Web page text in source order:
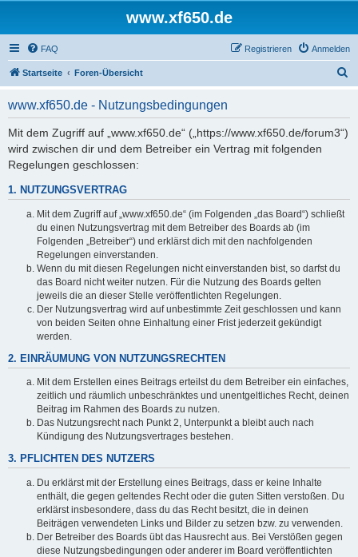
www.xf650.de
FAQ Anmelden
Registrieren
Startseite Foren-Übersicht
www.xf650.de - Nutzungsbedingungen
Mit dem Zugriff auf „www.xf650.de“ („https://www.xf650.de/forum3“)
wird zwischen dir und dem Betreiber ein Vertrag mit folgenden
Regelungen geschlossen:
1. NUTZUNGSVERTRAG
Mit dem Zugriff auf „www.xf650.de“ (im Folgenden „das Board“) schließt
du einen Nutzungsvertrag mit dem Betreiber des Boards ab (im
Folgenden „Betreiber“) und erklärst dich mit den nachfolgenden
Regelungen einverstanden.
Wenn du mit diesen Regelungen nicht einverstanden bist, so darfst du
das Board nicht weiter nutzen. Für die Nutzung des Boards gelten
jeweils die an dieser Stelle veröffentlichten Regelungen.
Der Nutzungsvertrag wird auf unbestimmte Zeit geschlossen und kann
von beiden Seiten ohne Einhaltung einer Frist jederzeit gekündigt
werden.
2. EINRÄUMUNG VON NUTZUNGSRECHTEN
Mit dem Erstellen eines Beitrags erteilst du dem Betreiber ein einfaches,
zeitlich und räumlich unbeschränktes und unentgeltliches Recht, deinen
Beitrag im Rahmen des Boards zu nutzen.
Das Nutzungsrecht nach Punkt 2, Unterpunkt a bleibt auch nach
Kündigung des Nutzungsvertrages bestehen.
3. PFLICHTEN DES NUTZERS
Du erklärst mit der Erstellung eines Beitrags, dass er keine Inhalte
enthält, die gegen geltendes Recht oder die guten Sitten verstoßen. Du
erklärst insbesondere, dass du das Recht besitzt, die in deinen
Beiträgen verwendeten Links und Bilder zu setzen bzw. zu verwenden.
Der Betreiber des Boards übt das Hausrecht aus. Bei Verstößen gegen
diese Nutzungsbedingungen oder anderer im Board veröffentlichten